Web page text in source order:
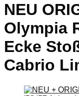
NEU
Olympia
Ecke
Cabrio